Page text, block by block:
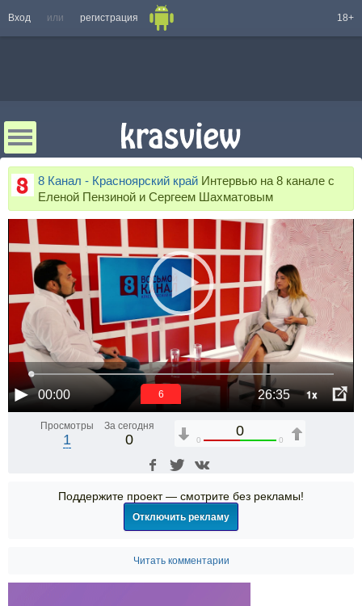
Вход или регистрация 18+
8 Канал - Красноярский край Интервью на 8 канале с
Еленой Пензиной и Сергеем Шахматовым
00:00 26:35 1x
6
Просмотры
1
За сегодня
0
0
0 0
Поддержите проект — смотрите без рекламы!
Отключить рекламу
Читать комментарии